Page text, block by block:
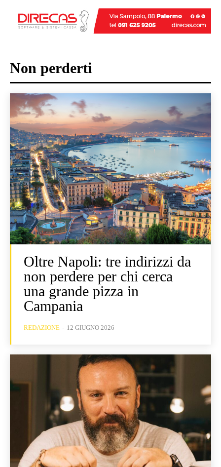
Non perderti
Oltre Napoli: tre indirizzi da
non perdere per chi cerca
una grande pizza in
Campania
REDAZIONE - 12 GIUGNO 2026